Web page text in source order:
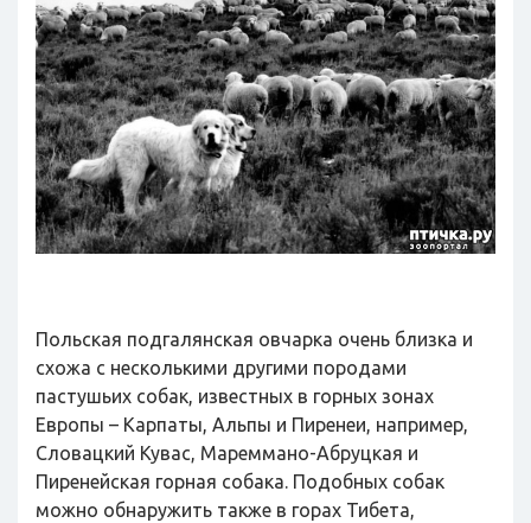
Польская подгалянская овчарка очень близка и
схожа с несколькими другими породами
пастушьих собак, известных в горных зонах
Европы – Карпаты, Альпы и Пиренеи, например,
Словацкий Кувас, Мареммано-Абруцкая и
Пиренейская горная собака. Подобных собак
можно обнаружить также в горах Тибета,